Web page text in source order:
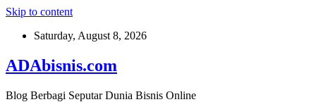
Skip to content
Saturday, August 8, 2026
ADAbisnis.com
Blog Berbagi Seputar Dunia Bisnis Online